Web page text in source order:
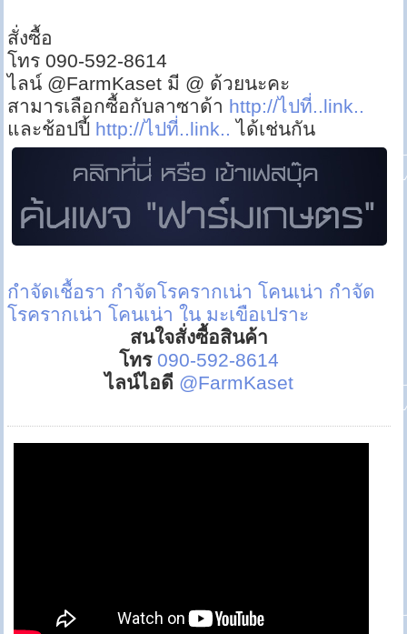
สั่งซื้อ
โทร 090-592-8614
ไลน์ @FarmKaset มี @ ด้วยนะคะ
สามารเลือกซื้อกับลาซาด้า http://ไปที่..link..
และช้อปปี้ http://ไปที่..link.. ได้เช่นกัน
กำจัดเชื้อรา กำจัดโรครากเน่า โคนเน่า กำจัด
โรครากเน่า โคนเน่า ใน มะเขือเปราะ
สนใจสั่งซื้อสินค้า
โทร 090-592-8614
ไลน์ไอดี @FarmKaset